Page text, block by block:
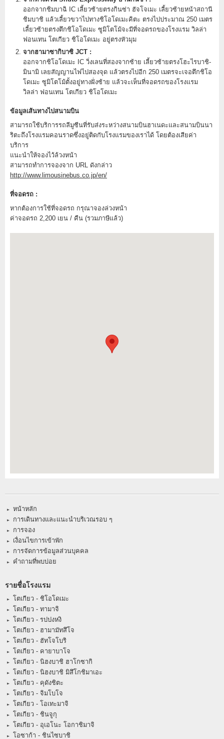
ออกจากชิมบาฉิ IC เลี้ยวซ้ายตรงกินซ่า ฮัจโจเมะ เลี้ยวซ้ายหน้าสถานี
ชิมบาชิ แล้วเลี้ยวขวาไปทางชิโอโดเมะคิตะ ตรงไปประมาณ 250 เมตร
เลี้ยวซ้ายตรงตึกชิโอโดเมะ ซูมิโตโม้จะมีที่จอดรถของโรงแรม วิลล่า
ฟอนเทน โตเกียว ชิโอโดเมะ อยู่ตรงหัวมุม
จากฮามาซากิบาซิ JCT :
ออกจากชิโอโดเมะ IC วิ่งเลนที่สองจากซ้าย เลี้ยวซ้ายตรงโฮะไรบาชิ-
มินามิ เลยสัญญานไฟไปสองจุด แล้วตรงไปอีก 250 เมตรจะเจอตึกชิโอ
โดเมะ ซูมิโตโม้ตั้งอยู่ทางฝั่งซ้าย แล้วจะเห็นที่จอดรถของโรงแรม
วิลล่า ฟอนเทน โตเกียว ชิโอโดเมะ
ข้อมูลเส้นทางไปสนามบิน
สามารถใช้บริการรถลีมูซีนที่รับส่งระหว่างสนามบินฮาเนดะและสนามบินนา
ริตะถึงโรงแรมคอนราดซึ่งอยู่ติดกับโรงแรมของเราได้ โดยต้องเสียค่า
บริการ
แนะนำให้จองไว้ล้วงหน้า
สามารถทำการจองจาก URL ดังกล่าว
http://www.limousinebus.co.jp/en/
ที่จอดรถ :
หากต้องการใช้ที่จอดรถ กรุณาจองล่วงหน้า
ค่าจอดรถ 2,200 เยน / คืน (รวมภาษีแล้ว)
หน้าหลัก
การเดินทางและแนะนำบริเวณรอบ ๆ
การจอง
เงื่อนไขการเข้าพัก
การจัดการข้อมูลส่วนบุคคล
คำถามที่พบบ่อย
รายชื่อโรงแรม
โตเกียว - ชิโอโดเมะ
โตเกียว - ทามาจิ
โตเกียว - รปปงหงิ
โตเกียว - ฮามามัทสึโจ
โตเกียว - ฮัทโจโบริ
โตเกียว - คายาบาโจ
โตเกียว - นิฮงบาชิ ฮาโกซากิ
โตเกียว - นิฮงบาชิ มิสึโกชิมาเอะ
โตเกียว - คุดังชิตะ
โตเกียว - จิมโบโจ
โตเกียว - โอเทะมาจิ
โตเกียว - ชินจูกุ
โตเกียว - อุเอโนะ โอกาชิมาจิ
โอซาก้า - ชินไซบาชิ